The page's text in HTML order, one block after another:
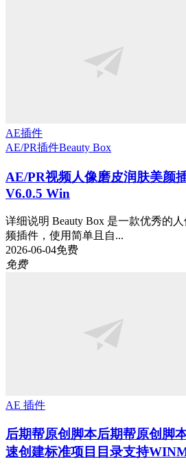
AE插件
AE/PR插件Beauty Box
AE/PR视频人像磨皮润肤美颜
V6.0.5 Win
详细说明 Beauty Box 是一款优秀的
频插件，使用简单且自...
2026-06-04免费
免费
AE 插件
后期帮原创脚本后期帮原创脚
速创建标准项目目录支持